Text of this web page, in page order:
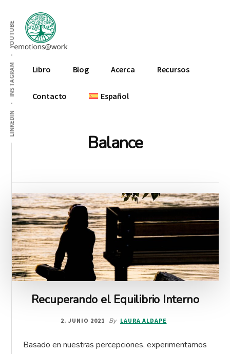
main
content
footer
Additional
menu
LINKEDIN
INSTAGRAM
YOUTUBE
Emotions
At
Work
Libro Blog Acerca Recursos
Contacto Español
Balance
Recuperando el Equilibrio Interno
2. JUNIO 2021 By LAURA ALDAPE
Basado en nuestras percepciones, experimentamos